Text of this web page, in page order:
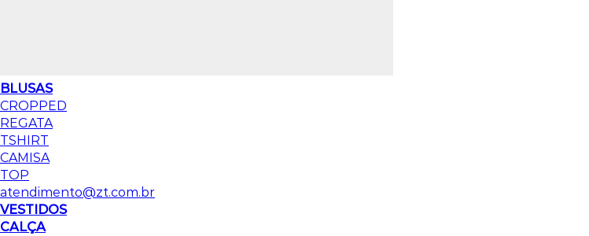
BLUSAS
CROPPED
REGATA
TSHIRT
CAMISA
TOP
atendimento@zt.com.br
VESTIDOS
CALÇA